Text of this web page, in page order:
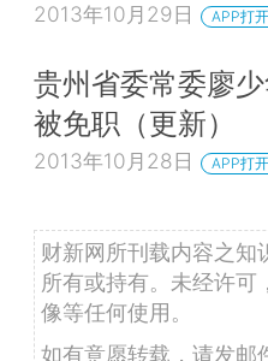
2013年10月29日 APP打开
贵州省委常委廖
被免职（更新）
2013年10月28日 APP打开
财新网所刊载内容之知
所有或持有。未经许
像等任何使用。
如有意愿转载，请发邮